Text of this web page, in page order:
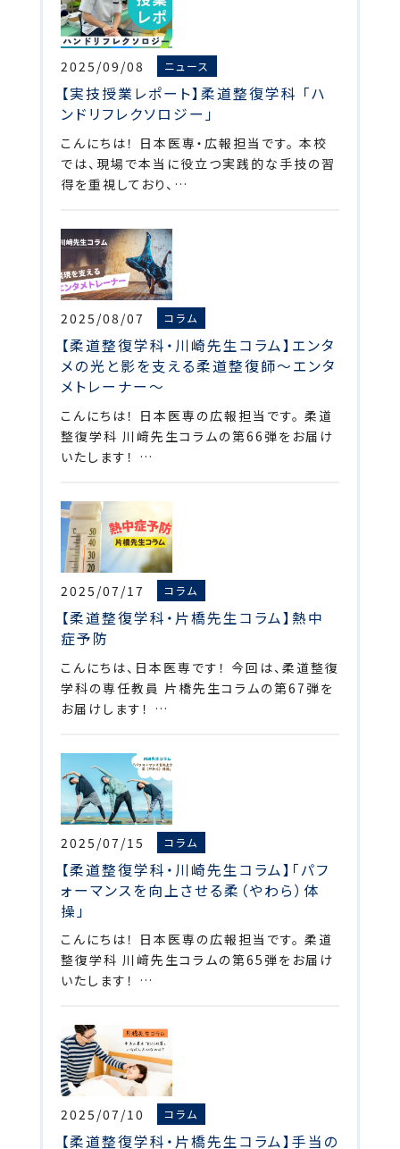
2025/09/08 ニュース
【実技授業レポート】柔道整復学科 「ハ
ンドリフレクソロジー」
こんにちは！ 日本医専・広報担当です。 本校
では、現場で本当に役立つ実践的な手技の習
得を重視しており、…
2025/08/07 コラム
【柔道整復学科・川崎先生コラム】エンタ
メの光と影を支える柔道整復師～エンタ
メトレーナー～
こんにちは！ 日本医専の広報担当です。 柔道
整復学科 川﨑先生コラムの第66弾をお届け
いたします！ …
2025/07/17 コラム
【柔道整復学科・片橋先生コラム】熱中
症予防
こんにちは、日本医専です！ 今回は、柔道整復
学科の専任教員 片橋先生コラムの第67弾を
お届けします！ …
2025/07/15 コラム
【柔道整復学科・川崎先生コラム】「パフ
ォーマンスを向上させる柔（やわら）体
操」
こんにちは！ 日本医専の広報担当です。 柔道
整復学科 川﨑先生コラムの第65弾をお届け
いたします！ …
2025/07/10 コラム
【柔道整復学科・片橋先生コラム】手当の